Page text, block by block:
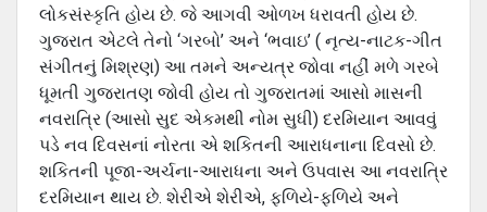
લોકસંસ્કૃતિ હોય છે. જે આગવી ઓળખ ધરાવતી હોય છે.
ગુજરાત એટલે તેનો ‘ગરબો’ અને ‘ભવાઇ’ ( નૃત્ય-નાટક-ગીત
સંગીતનું મિશ્રણ) આ તમને અન્યત્ર જોવા નહીં મળે ગરબે
ધૂમતી ગુજરાતણ જોવી હોય તો ગુજરાતમાં આસો માસની
નવરાત્રિ (આસો સુદ એકમથી નોમ સુધી) દરમિયાન આવવું
પડે નવ દિવસનાં નોરતા એ શકિતની આરાધનાના દિવસો છે.
શકિતની પૂજા-અર્ચના-આરાધના અને ઉપવાસ આ નવરાત્રિ
દરમિયાન થાય છે. શેરીએ શેરીએ, ફળિયે-ફળિયે અને